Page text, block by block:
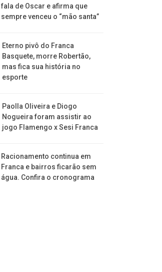
fala de Oscar e afirma que
sempre venceu o “mão santa”
Eterno pivô do Franca
Basquete, morre Robertão,
mas fica sua história no
esporte
Paolla Oliveira e Diogo
Nogueira foram assistir ao
jogo Flamengo x Sesi Franca
Racionamento continua em
Franca e bairros ficarão sem
água. Confira o cronograma